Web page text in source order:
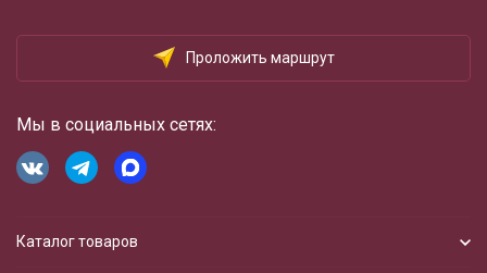
Проложить маршрут
Мы в социальных сетях:
Каталог товаров